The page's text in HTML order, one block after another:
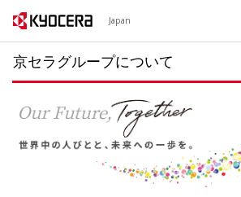
Japan
京セラグループについて